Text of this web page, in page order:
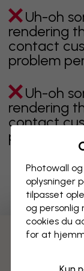
Uh-oh
rendering
contact
problem
Uh-oh
rendering
contact
problem
Opdag
Photowall
oplysninger
tilpasset
og personlig
cookies du
for at